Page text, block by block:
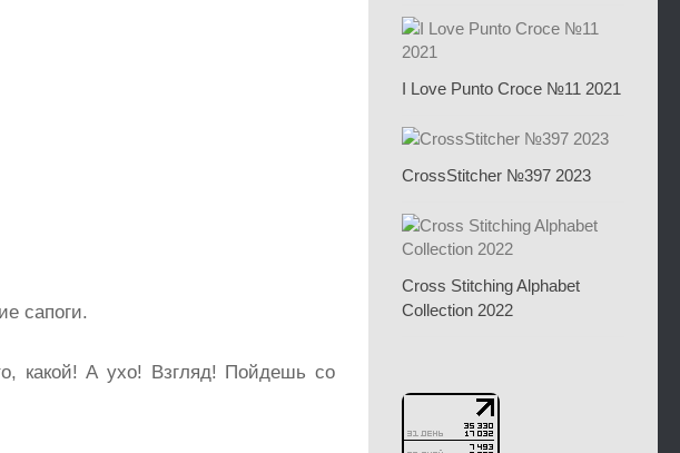
сапоги.
какой! А ухо! Взгляд! Пойдешь со
I Love Punto Croce №11 2021
CrossStitcher №397 2023
Cross Stitching Alphabet
Collection 2022